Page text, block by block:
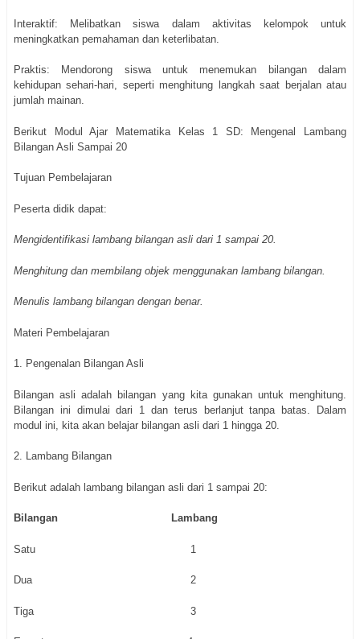
Interaktif: Melibatkan siswa dalam aktivitas kelompok untuk
meningkatkan pemahaman dan keterlibatan.
Praktis: Mendorong siswa untuk menemukan bilangan dalam
kehidupan sehari-hari, seperti menghitung langkah saat berjalan atau
jumlah mainan.
Berikut Modul Ajar Matematika Kelas 1 SD: Mengenal Lambang
Bilangan Asli Sampai 20
Tujuan Pembelajaran
Peserta didik dapat:
Mengidentifikasi lambang bilangan asli dari 1 sampai 20.
Menghitung dan membilang objek menggunakan lambang bilangan.
Menulis lambang bilangan dengan benar.
Materi Pembelajaran
1. Pengenalan Bilangan Asli
Bilangan asli adalah bilangan yang kita gunakan untuk menghitung.
Bilangan ini dimulai dari 1 dan terus berlanjut tanpa batas. Dalam
modul ini, kita akan belajar bilangan asli dari 1 hingga 20.
2. Lambang Bilangan
Berikut adalah lambang bilangan asli dari 1 sampai 20:
Bilangan Lambang
Satu 1
Dua 2
Tiga 3